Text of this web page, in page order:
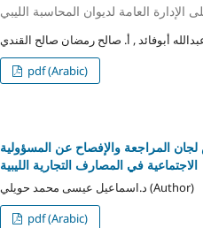
الإدارة العامة لديوان المحاسبة الليبي
pdf (Arabic)
المراجعة والإفصاح عن المسؤولية
الاجتماعية في المصارف التجارية الليبية
د.اسماعيل عيسى محمد حويلي (Author)
pdf (Arabic)